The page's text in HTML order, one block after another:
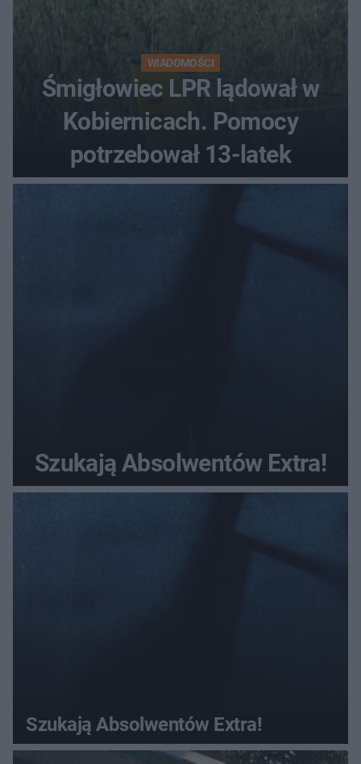
WIADOMOŚCI
Śmigłowiec LPR lądował w
Kobiernicach. Pomocy
potrzebował 13-latek
Szukają Absolwentów Extra!
Szukają Absolwentów Extra!